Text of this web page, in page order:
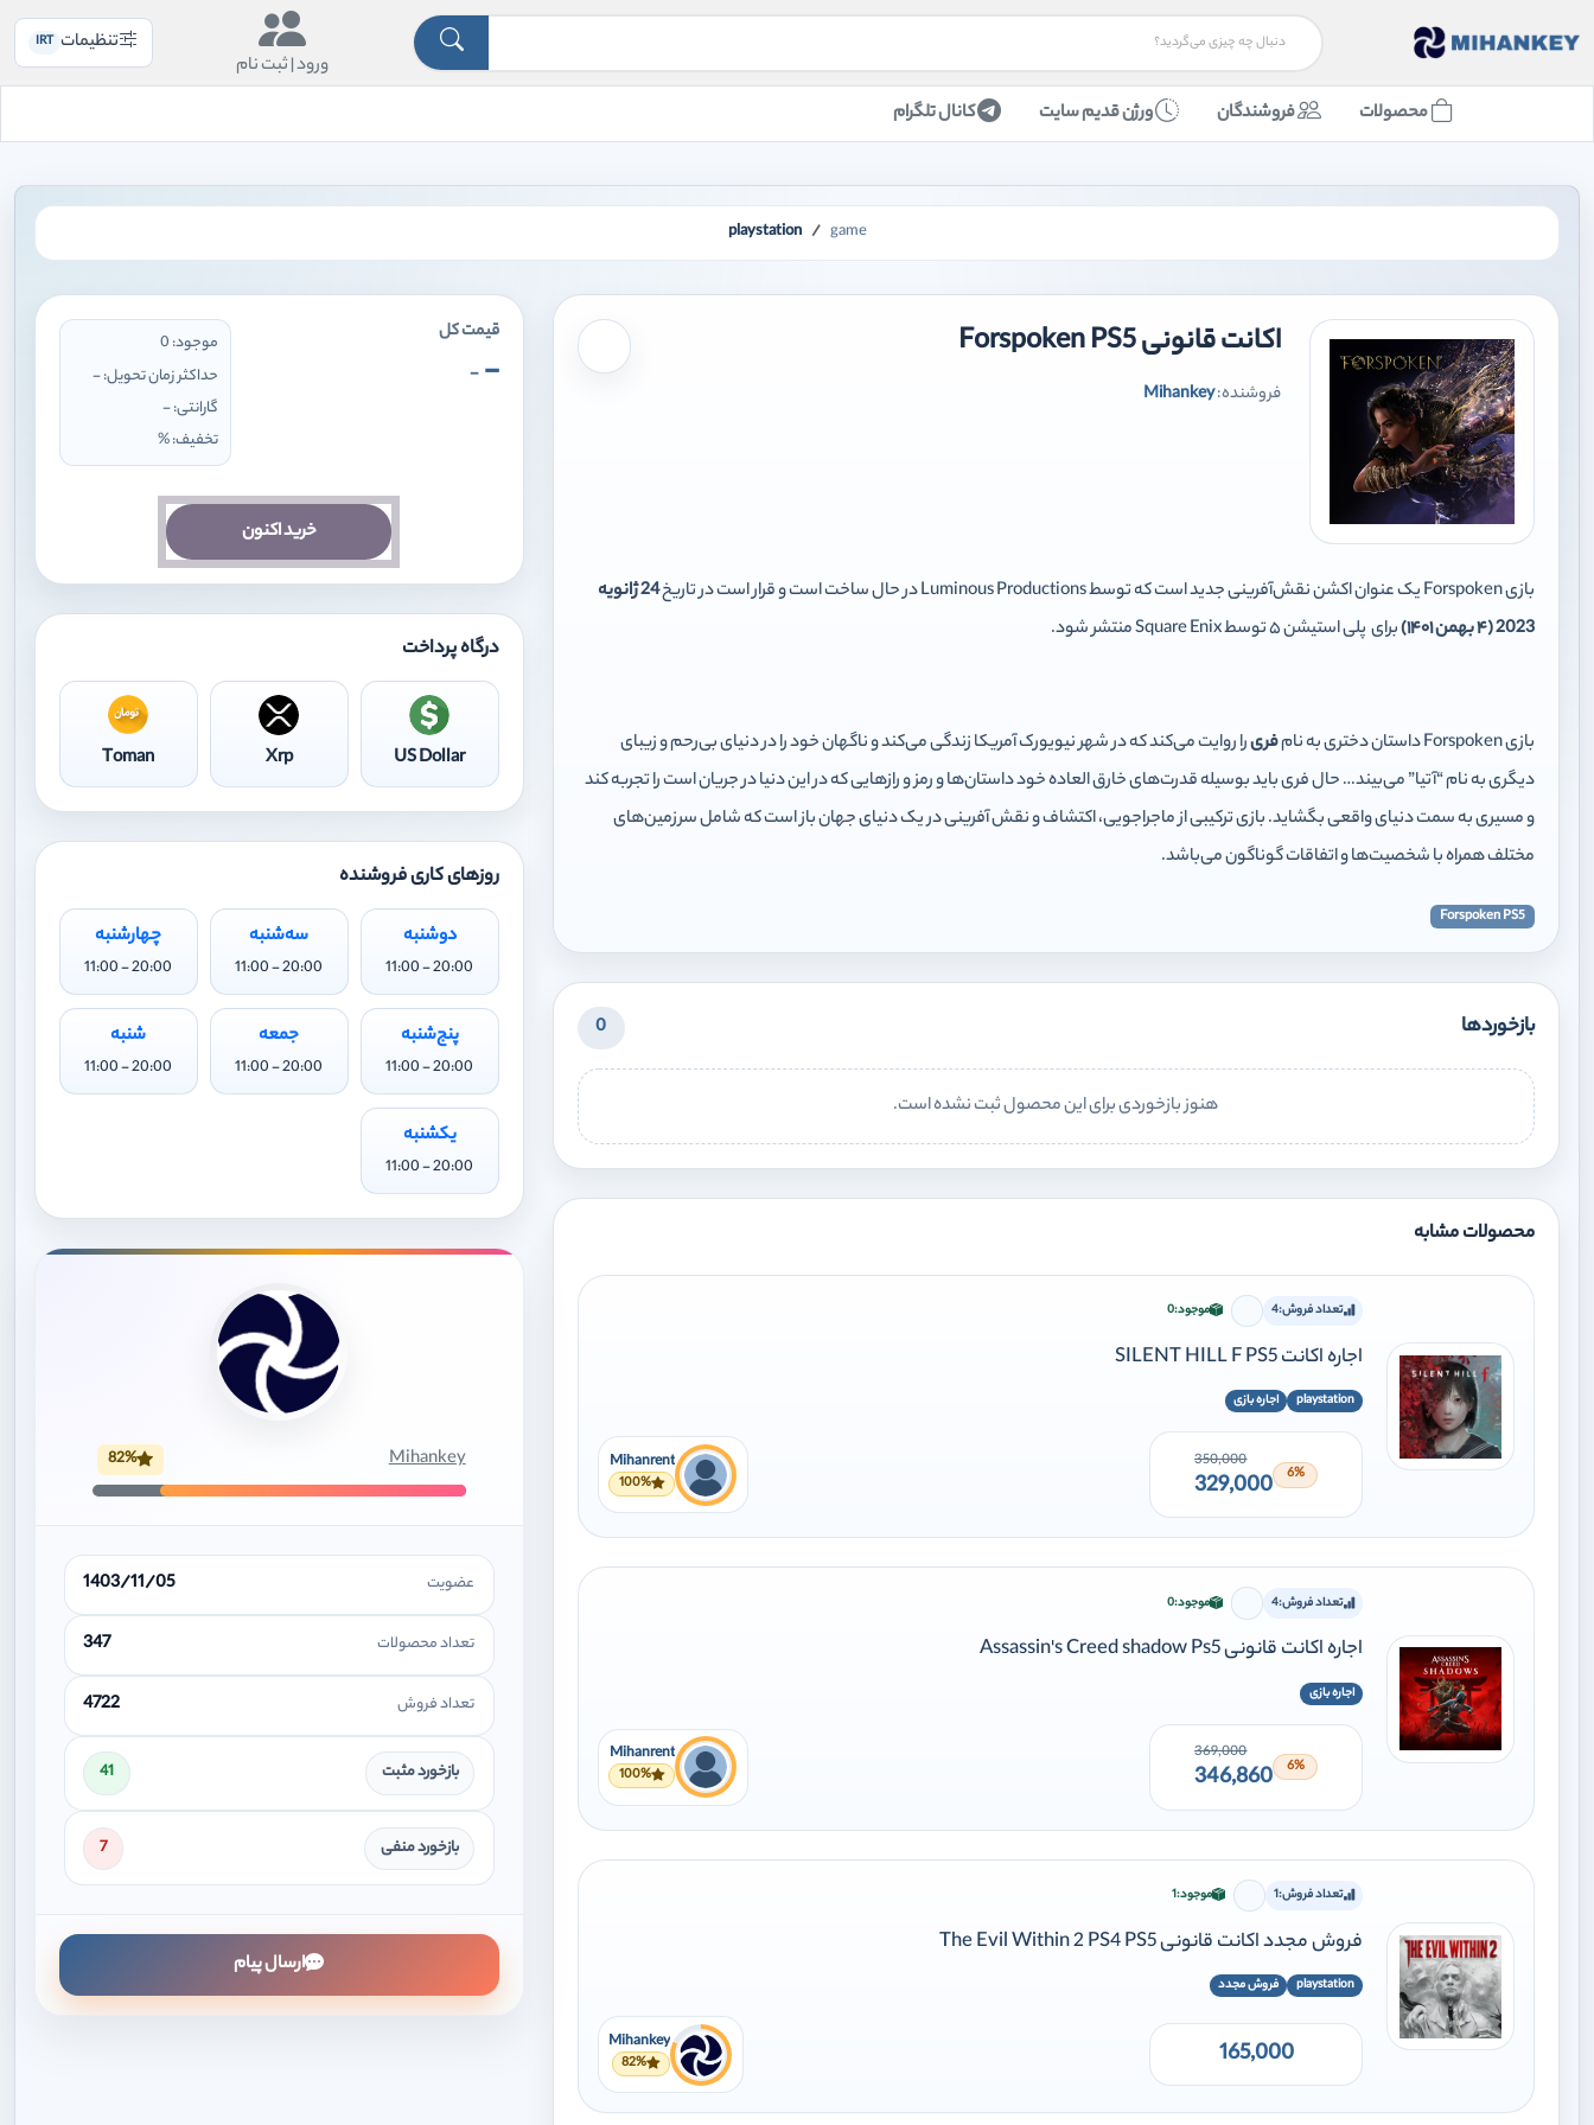
ورود |ثبت نام
تنظیمات IRT
محصولات فروشندگان ورژن قدیم سایت کانال تلگرام
game
playstation
اکانت قانونی Forspoken PS5
فروشنده:Mihankey
برای افزودن وارد شوید
بازی Forspoken یک عنوان اکشن نقش‌آفرینی جدید است که توسط Luminous Productions در حال ساخت است و قرار است در تاریخ
24 ژانویه
2023 (۴ بهمن ۱۴۰۱
)برای پلی استیشن ۵ توسط Square Enix منتشر شود.
بازی Forspoken داستان دختری به نامفریرا روایت می‌کند که در شهر نیویورک آمریکا زندگی می‌کند و ناگهان خود را در دنیای بی‌رحم و زیبای
دیگری به نام “آتیا” می‌بیند… حال فری باید بوسیله قدرت‌های خارق العاده خود داستان‌ها و رمز و رازهایی که در این دنیا در جریان است را تجربه کند
و مسیری به سمت دنیای واقعی بگشاید. بازی ترکیبی از ماجراجویی، اکتشاف و نقش آفرینی در یک دنیای جهان باز است که شامل سرزمین‌های
مختلف همراه با شخصیت‌ها و اتفاقات گوناگون می‌باشد‌.
Forspoken PS5
بازخوردها 0
هنوز بازخوردی برای این محصول ثبت نشده است.
محصولات مشابه
تعداد فروش:4 برای افزودن وارد شوید
موجود:0
اجاره اکانت SILENT HILL F PS5
playstation اجاره بازی
6%
350,000
329,000
Mihanrent
100%
تعداد فروش:4 برای افزودن وارد شوید
موجود:0
اجاره اکانت قانونی Assassin's Creed shadow Ps5
اجاره بازی
6%
369,000
346,860
Mihanrent
100%
تعداد فروش:1 برای افزودن وارد شوید
موجود:1
فروش مجدد اکانت قانونی The Evil Within 2 PS4 PS5
playstation فروش مجدد
165,000
Mihankey
82%
قیمت کل
-
-
موجود: 0
حداکثر زمان تحویل:-
گارانتی:-
تخفیف:%
خرید اکنون
درگاه پرداخت
US Dollar
Xrp
Toman
روزهای کاری فروشنده
دوشنبه
20:00 - 11:00
سه‌شنبه
20:00 - 11:00
چهارشنبه
20:00 - 11:00
پنج‌شنبه
20:00 - 11:00
جمعه
20:00 - 11:00
شنبه
20:00 - 11:00
یکشنبه
20:00 - 11:00
Mihankey
82%
عضویت 1403/11/05
تعداد محصولات 347
تعداد فروش 4722
بازخورد مثبت 41
بازخورد منفی 7
ارسال پیام